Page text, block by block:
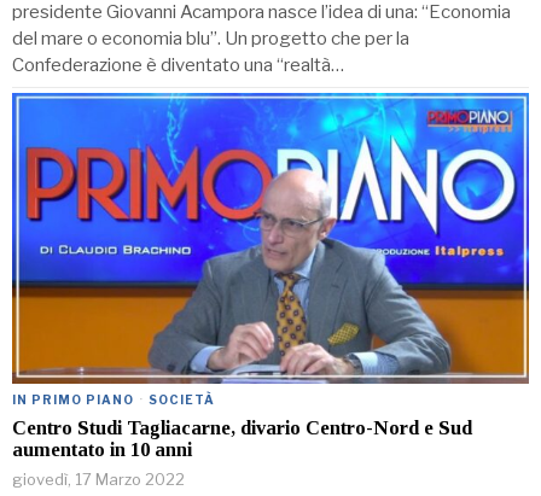
presidente Giovanni Acampora nasce l’idea di una: “Economia
del mare o economia blu”. Un progetto che per la
Confederazione è diventato una “realtà…
IN PRIMO PIANO · SOCIETÀ
Centro Studi Tagliacarne, divario Centro-Nord e Sud
aumentato in 10 anni
giovedì, 17 Marzo 2022